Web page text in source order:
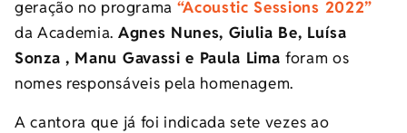
geração no programa “Acoustic Sessions 2022”
da Academia. Agnes Nunes, Giulia Be, Luísa
Sonza , Manu Gavassi e Paula Limaforam os
nomes responsáveis pela homenagem.
A cantora que já foi indicada sete vezes ao